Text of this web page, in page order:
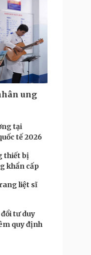
ung
tại
tế 2026
thiết bị
khẩn cấp
liệt sĩ
tư duy
quy định